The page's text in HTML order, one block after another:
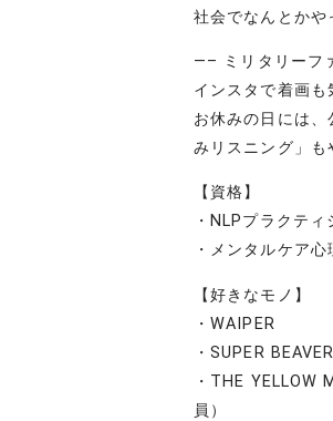
社会でなんとかや
—– ミリタリーフ
インスタで着画も
お休みの日には、
みリスニング」も
【資格】
・NLPプラクティ
・メンタルケア
【好きなモノ】
・WAIPER
・SUPER
・THE YELLOW
員）